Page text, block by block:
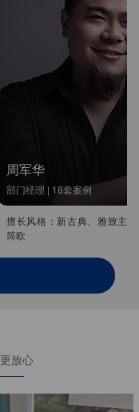
周军华
部门经理 | 18套案例
擅长风格：新古典、雅致主
简欧
放心